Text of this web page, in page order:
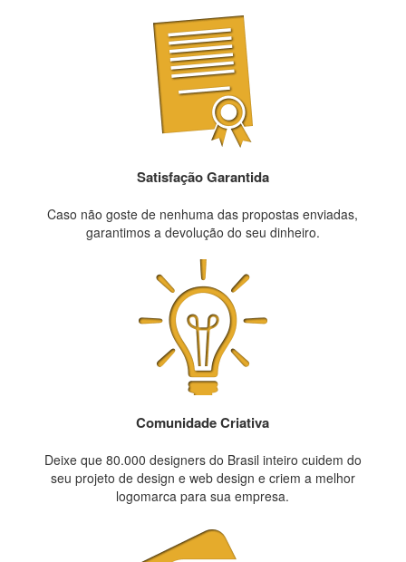
Satisfação Garantida
Caso não goste de nenhuma das propostas enviadas,
garantimos a devolução do seu dinheiro.
Comunidade Criativa
Deixe que 80.000 designers do Brasil inteiro cuidem do
seu projeto de design e web design e criem a melhor
logomarca para sua empresa.